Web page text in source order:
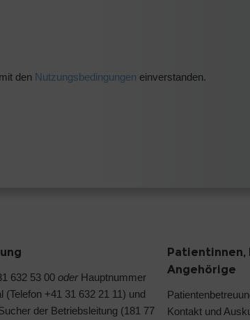
den Nutzungsbedingungen einverstanden.
632 53 00 oder Hauptnummer
(Telefon +41 31 632 21 11) und
der Betriebsleitung (181 77
Patientinnen,
Angehörige
Kontakt und